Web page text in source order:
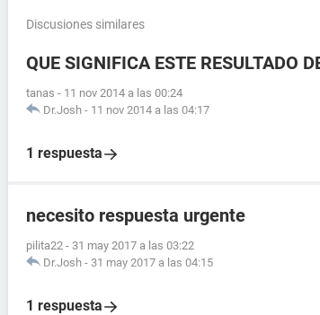
Discusiones similares
QUE SIGNIFICA ESTE RESULTADO
tanas - 11 nov 2014 a las 00:24
Dr.Josh - 11 nov 2014 a las 04:17
1 respuesta
necesito respuesta urgente
pilita22 - 31 may 2017 a las 03:22
Dr.Josh - 31 may 2017 a las 04:15
1 respuesta